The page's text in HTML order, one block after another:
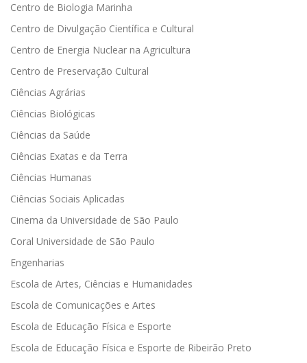
Centro de Biologia Marinha
Centro de Divulgação Científica e Cultural
Centro de Energia Nuclear na Agricultura
Centro de Preservação Cultural
Ciências Agrárias
Ciências Biológicas
Ciências da Saúde
Ciências Exatas e da Terra
Ciências Humanas
Ciências Sociais Aplicadas
Cinema da Universidade de São Paulo
Coral Universidade de São Paulo
Engenharias
Escola de Artes, Ciências e Humanidades
Escola de Comunicações e Artes
Escola de Educação Física e Esporte
Escola de Educação Física e Esporte de Ribeirão Preto